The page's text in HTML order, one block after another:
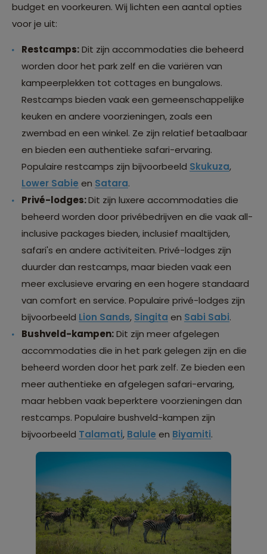
budget en voorkeuren. Wij lichten een aantal opties
voor je uit:
Restcamps:Dit zijn accommodaties die beheerd
worden door het park zelf en die variëren van
kampeerplekken tot cottages en bungalows.
Restcamps bieden vaak een gemeenschappelijke
keuken en andere voorzieningen, zoals een
zwembad en een winkel. Ze zijn relatief betaalbaar
en bieden een authentieke safari-ervaring.
Populaire restcamps zijn bijvoorbeeld Skukuza,
Lower Sabie en Satara.
Privé-lodges:Dit zijn luxere accommodaties die
beheerd worden door privébedrijven en die vaak all-
inclusive packages bieden, inclusief maaltijden,
safari's en andere activiteiten. Privé-lodges zijn
duurder dan restcamps, maar bieden vaak een
meer exclusieve ervaring en een hogere standaard
van comfort en service. Populaire privé-lodges zijn
bijvoorbeeld Lion Sands, Singita en Sabi Sabi.
Bushveld-kampen:Dit zijn meer afgelegen
accommodaties die in het park gelegen zijn en die
beheerd worden door het park zelf. Ze bieden een
meer authentieke en afgelegen safari-ervaring,
maar hebben vaak beperktere voorzieningen dan
restcamps. Populaire bushveld-kampen zijn
bijvoorbeeld Talamati, Balule en Biyamiti.